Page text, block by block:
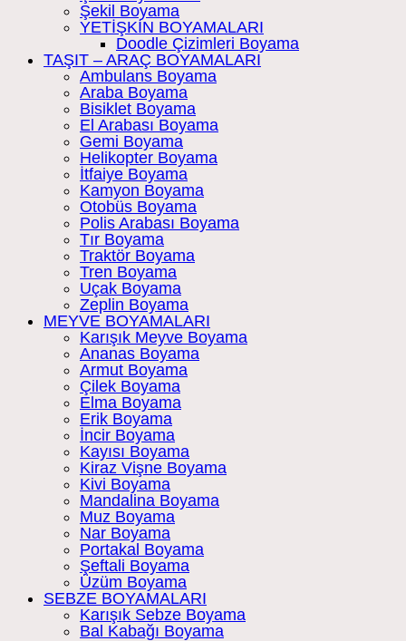
Şekil Boyama
YETİŞKİN BOYAMALARI
Doodle Çizimleri Boyama
TAŞIT – ARAÇ BOYAMALARI
Ambulans Boyama
Araba Boyama
Bisiklet Boyama
El Arabası Boyama
Gemi Boyama
Helikopter Boyama
İtfaiye Boyama
Kamyon Boyama
Otobüs Boyama
Polis Arabası Boyama
Tır Boyama
Traktör Boyama
Tren Boyama
Uçak Boyama
Zeplin Boyama
MEYVE BOYAMALARI
Karışık Meyve Boyama
Ananas Boyama
Armut Boyama
Çilek Boyama
Elma Boyama
Erik Boyama
İncir Boyama
Kayısı Boyama
Kiraz Vişne Boyama
Kivi Boyama
Mandalina Boyama
Muz Boyama
Nar Boyama
Portakal Boyama
Şeftali Boyama
Üzüm Boyama
SEBZE BOYAMALARI
Karışık Sebze Boyama
Bal Kabağı Boyama